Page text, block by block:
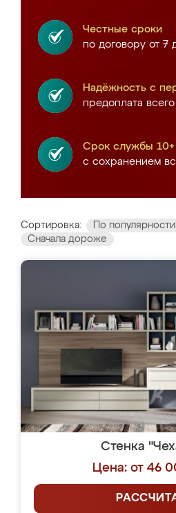
Честные сроки
по договору от 7
Надёжность с
предоплата
Срок службы 10+
с сохранением
Сортировка: По популярности
Сначала дороже
Стенка
Цена: от 46